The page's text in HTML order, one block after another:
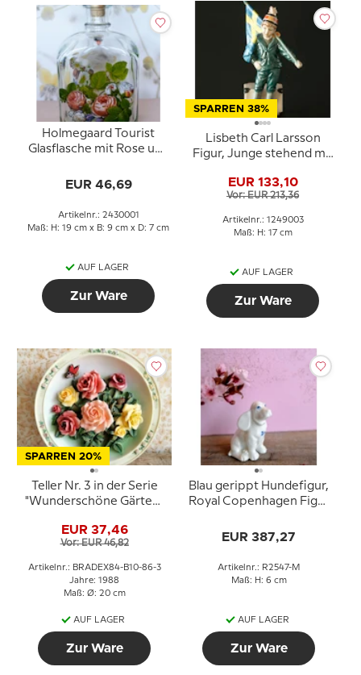
Holmegaard Tourist
Glasflasche mit Rose und
EUR 46,69
Artikelnr.: 2430001
Maß: H: 19 cm x B: 9 cm x D: 7 cm
AUF LAGER
Zur Ware
SPARREN 38%
Lisbeth Carl Larsson
Figur, Junge stehend mit
Royal Copenhagen Figur
Nr. 003
EUR 133,10
Vor: EUR 213,36
Artikelnr.: 1249003
Maß: H: 17 cm
AUF LAGER
Zur Ware
SPARREN 20%
Teller Nr. 3 in der Serie
"Wunderschöne Gärten"
EUR 37,46
Vor: EUR 46,82
Artikelnr.: BRADEX84-B10-86-3
Jahre: 1988
Maß: Ø: 20 cm
AUF LAGER
Zur Ware
Blau gerippt Hundefigur,
Royal Copenhagen Figur
EUR 387,27
Artikelnr.: R2547-M
Maß: H: 6 cm
AUF LAGER
Zur Ware